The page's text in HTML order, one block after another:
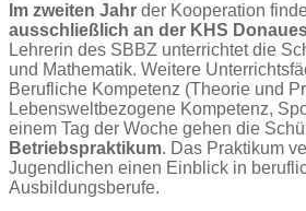
Im zweiten Jahr der Kooperation
ausschließlich an der KHS
Lehrerin des SBBZ unterrichtet die
und Mathematik. Weitere
Berufliche Kompetenz (Theorie und
Lebensweltbezogene Kompetenz,
einem Tag der Woche gehen die
Betriebspraktikum. Das Praktikum
Jugendlichen einen Einblick in
Ausbildungsberufe.